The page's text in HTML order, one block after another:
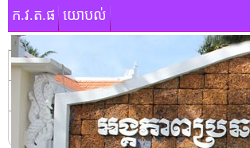
ក.វ.ត.ផ យោបល់
មតិស្វាគមន៍របស់ថ្នាក់ដឹកនាំ
ប្រវត្តិនៃអង្គភាពប្រឆាំងអំពើពុករលួយ
ទំនាក់ទំនង